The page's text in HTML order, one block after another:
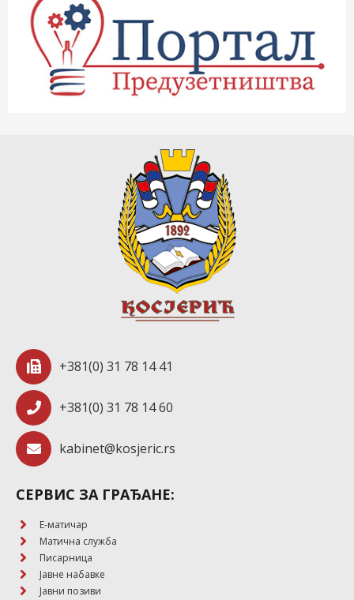
+381(0) 31 78 14 41
+381(0) 31 78 14 60
kabinet@kosjeric.rs
СЕРВИС ЗА ГРАЂАНЕ:
E-матичар
Матична служба
Писарница
Јавне набавке
Јавни позиви